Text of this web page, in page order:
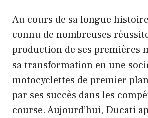
Au cours de sa longue
connu de nombreuses
production de ses premières
sa transformation en une
motocyclettes de premier
par ses succès dans les
course. Aujourd’hui, Ducati